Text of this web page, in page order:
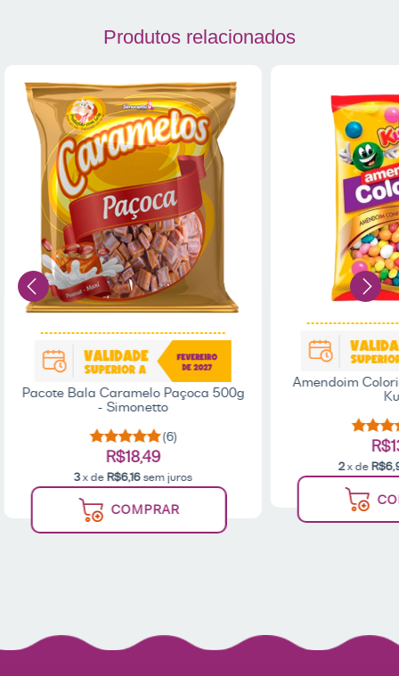
Produtos relacionados
Pacote Bala Caramelo Paçoca 500g
- Simonetto
(6)
R$18,49
3x deR$6,16sem juros
COMPRAR
Amendoim
2x de